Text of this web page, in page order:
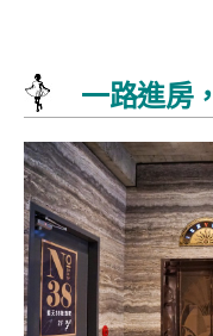
一路進房